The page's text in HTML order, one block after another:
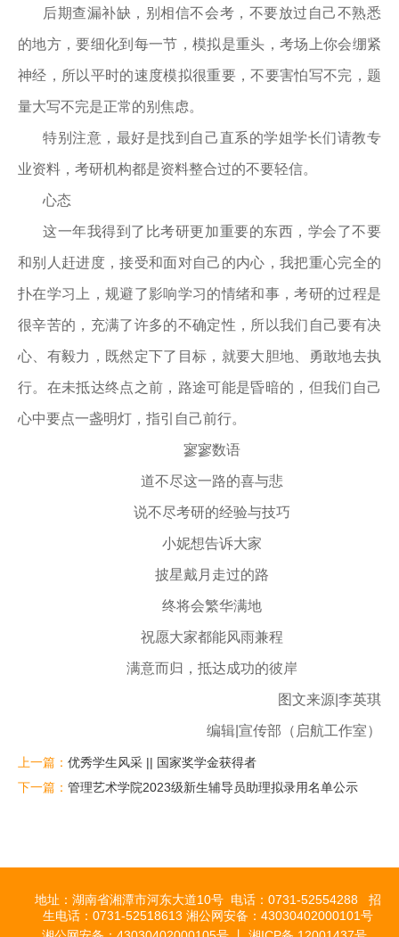
后期查漏补缺，别相信不会考，不要放过自己不熟悉
的地方，要细化到每一节，模拟是重头，考场上你会绷紧
神经，所以平时的速度模拟很重要，不要害怕写不完，题
量大写不完是正常的别焦虑。
特别注意，最好是找到自己直系的学姐学长们请教专
业资料，考研机构都是资料整合过的不要轻信。
心态
这一年我得到了比考研更加重要的东西，学会了不要
和别人赶进度，接受和面对自己的内心，我把重心完全的
扑在学习上，规避了影响学习的情绪和事，考研的过程是
很辛苦的，充满了许多的不确定性，所以我们自己要有决
心、有毅力，既然定下了目标，就要大胆地、勇敢地去执
行。在未抵达终点之前，路途可能是昏暗的，但我们自己
心中要点一盏明灯，指引自己前行。
寥寥数语
道不尽这一路的喜与悲
说不尽考研的经验与技巧
小妮想告诉大家
披星戴月走过的路
终将会繁华满地
祝愿大家都能风雨兼程
满意而归，抵达成功的彼岸
图文来源|李英琪
编辑|宣传部（启航工作室）
上一篇： 优秀学生风采 || 国家奖学金获得者
下一篇： 管理艺术学院2023级新生辅导员助理拟录用名单公示
地址：湖南省湘潭市河东大道10号 电话：0731-52554288 招
生电话：0731-52518613 湘公网安备：43030402000101号